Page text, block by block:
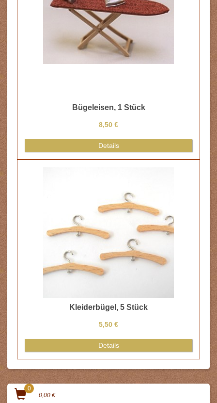
Bügeleisen, 1 Stück
8,50 €
Details
Kleiderbügel, 5 Stück
5,50 €
Details
0
0,00 €